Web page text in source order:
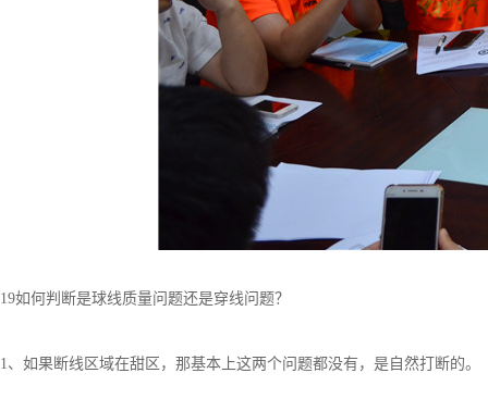
19如何判断是球线质量问题还是穿线问题？
1、如果断线区域在甜区，那基本上这两个问题都没有，是自然打断的。